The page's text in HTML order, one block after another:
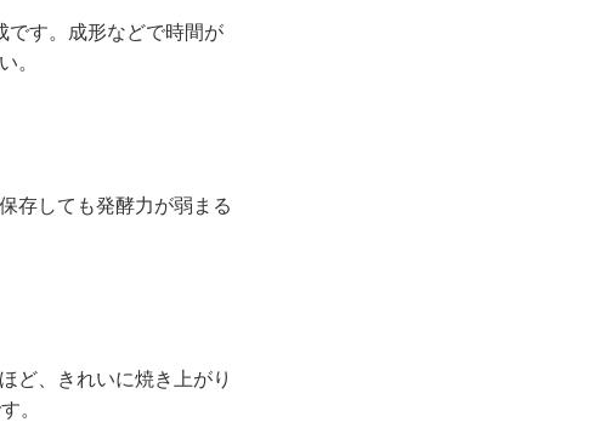
です。成形などで時間が
。
存しても発酵力が弱まる
ど、きれいに焼き上がり
。